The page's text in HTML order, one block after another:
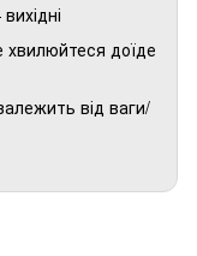
хвилюйтеся доїде
від ваги/